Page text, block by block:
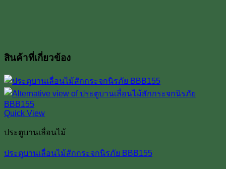
สินค้าที่เกี่ยวข้อง
Quick View
ประตูบานเลื่อนไม้
ประตูบานเลื่อนไม้สักกระจกนิรภัย BBB155